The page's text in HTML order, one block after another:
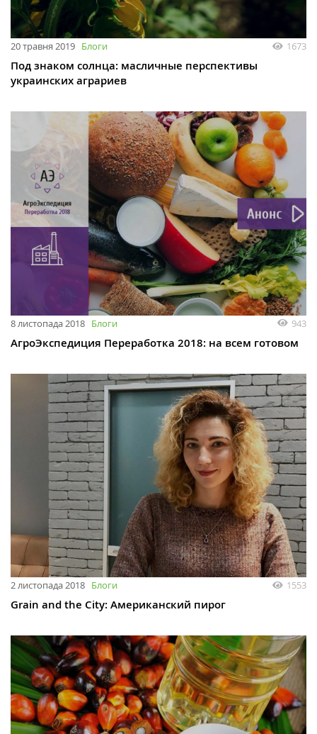
20 травня 2019 Блоги 1673
Под знаком солнца: масличные перспективы
украинских аграриев
8 листопада 2018 Блоги 943
АгроЭкспедиция Переработка 2018: на всем готовом
2 листопада 2018 Блоги 1553
Grain and the City: Американский пирог